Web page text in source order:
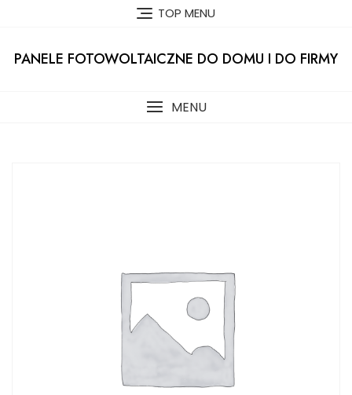
TOP MENU
PANELE FOTOWOLTAICZNE DO DOMU I DO FIRMY
MENU